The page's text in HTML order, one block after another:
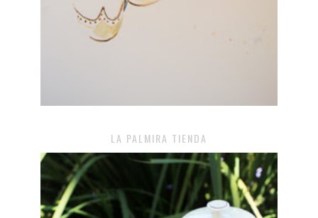
LA PALMIRA TIENDA